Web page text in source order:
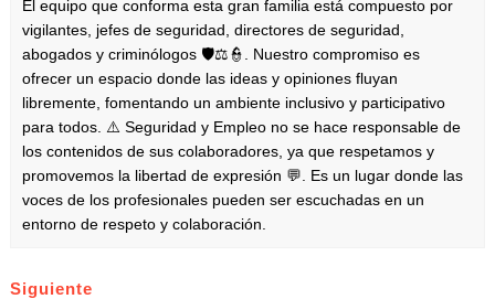
El equipo que conforma esta gran familia está compuesto por
vigilantes, jefes de seguridad, directores de seguridad,
abogados y criminólogos 🛡️⚖️👮. Nuestro compromiso es
ofrecer un espacio donde las ideas y opiniones fluyan
libremente, fomentando un ambiente inclusivo y participativo
para todos. ⚠️ Seguridad y Empleo no se hace responsable de
los contenidos de sus colaboradores, ya que respetamos y
promovemos la libertad de expresión 💬. Es un lugar donde las
voces de los profesionales pueden ser escuchadas en un
entorno de respeto y colaboración.
Siguiente